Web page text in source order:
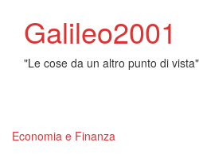
Galileo2001
"Le cose da un altro punto di vista"
Economia e Finanza